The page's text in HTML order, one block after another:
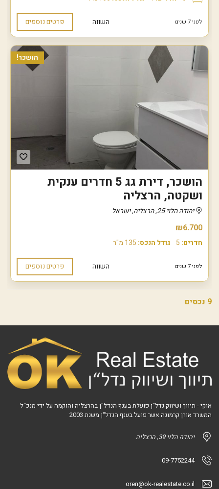
לפני 7 שנים השווה פרטים נוספים
הושכר!
הושכר, דירת גג 5 חדרים ענקית
ושקטה, הרצליה
יהודה הלוי 25, הרצליה, ישראל
₪6.700
חדרים: 5 גודל הנכס: 135 מ"ר
לפני 7 שנים השווה פרטים נוספים
9 נכסים
אוקי - תיווך ושיווק נדל"ן פועלת בענף הנדל"ן בהרצליה והוקמה על ידי מנכ“ל
המשרד אורן קרמונה אשר פועל בענף הנדל“ן משנת 2003
יהודה הלוי 39, הרצליה
09-7752244
oren@ok-realestate.co.il